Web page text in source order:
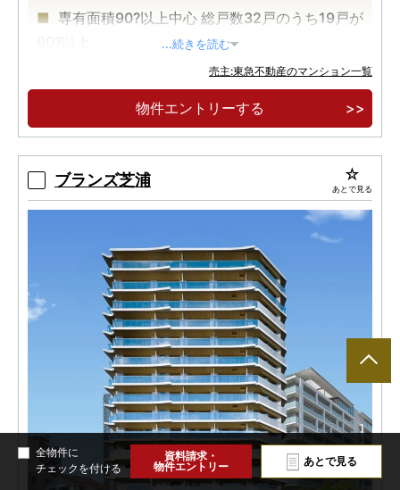
専有面積90?以上中心 総戸数32戸のうち19戸が
都営三田線・東京メトロ南北線の2路線が利用
可能
...続きを読む
売主:東急不動産のマンション一覧
物件エントリーする
ブランズ芝浦 あとで見る
全物件に
チェックを付ける
資料請求・
物件エントリー
あとで見る